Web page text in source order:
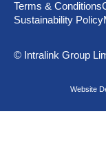
© Intralink Group
Terms & Conditions
Sustainability Policy
Website